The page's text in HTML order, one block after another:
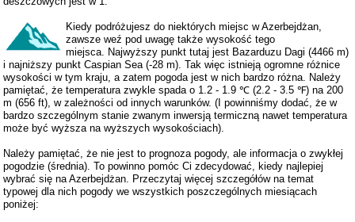
Kiedy podróżujesz do niektórych miejsc w Azerbejdżan,
zawsze weź pod uwagę także wysokość tego
miejsca. Najwyższy punkt tutaj jest Bazarduzu Dagi (4466 m)
i najniższy punkt Caspian Sea (-28 m). Tak więc istnieją ogromne różnice
wysokości w tym kraju, a zatem pogoda jest w nich bardzo różna. Należy
pamiętać, że temperatura zwykle spada o 1.2 - 1.9 ℃ (2.2 - 3.5 ℉) na 200
m (656 ft), w zależności od innych warunków. (I powinniśmy dodać, że w
bardzo szczególnym stanie zwanym inwersją termiczną nawet temperatura
może być wyższa na wyższych wysokościach).
Należy pamiętać, że nie jest to prognoza pogody, ale informacja o zwykłej
pogodzie (średnia). To powinno pomóc Ci zdecydować, kiedy najlepiej
wybrać się na Azerbejdżan. Przeczytaj więcej szczegółów na temat
typowej dla nich pogody we wszystkich poszczególnych miesiącach
poniżej: